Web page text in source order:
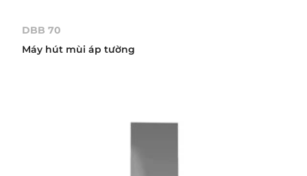
DBB 70
Máy hút mùi áp tường